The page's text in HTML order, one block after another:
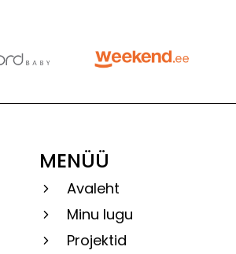
MENÜÜ
Avaleht
Minu lugu
Projektid